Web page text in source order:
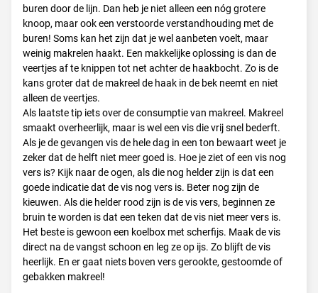
buren door de lijn. Dan heb je niet alleen een nóg grotere
knoop, maar ook een verstoorde verstandhouding met de
buren! Soms kan het zijn dat je wel aanbeten voelt, maar
weinig makrelen haakt. Een makkelijke oplossing is dan de
veertjes af te knippen tot net achter de haakbocht. Zo is de
kans groter dat de makreel de haak in de bek neemt en niet
alleen de veertjes.
Als laatste tip iets over de consumptie van makreel. Makreel
smaakt overheerlijk, maar is wel een vis die vrij snel bederft.
Als je de gevangen vis de hele dag in een ton bewaart weet je
zeker dat de helft niet meer goed is. Hoe je ziet of een vis nog
vers is? Kijk naar de ogen, als die nog helder zijn is dat een
goede indicatie dat de vis nog vers is. Beter nog zijn de
kieuwen. Als die helder rood zijn is de vis vers, beginnen ze
bruin te worden is dat een teken dat de vis niet meer vers is.
Het beste is gewoon een koelbox met scherfijs. Maak de vis
direct na de vangst schoon en leg ze op ijs. Zo blijft de vis
heerlijk. En er gaat niets boven vers gerookte, gestoomde of
gebakken makreel!